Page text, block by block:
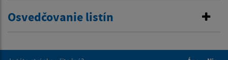
Osvedčovanie listín